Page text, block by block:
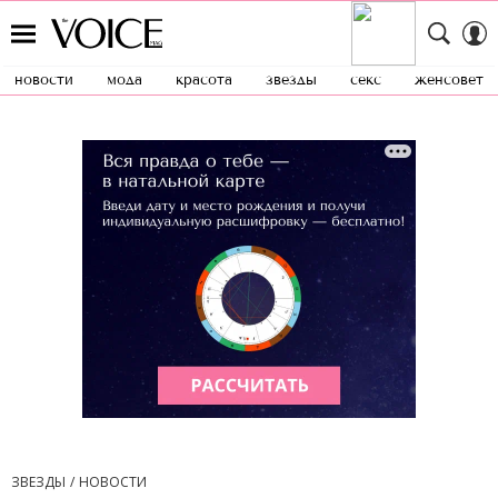
новости мода красота звезды секс женсовет
ЗВЕЗДЫ
НОВОСТИ